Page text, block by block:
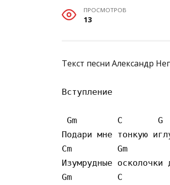
ПРОСМОТРОВ
13
Текст песни Александр
Вступление
Gm        C       G
Подаpи мне тонкую
Cm         Gm
Изумpудные осколочки
Gm         C